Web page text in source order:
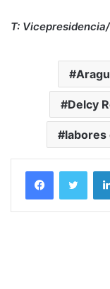
T:
Delcy
labores
Facebook